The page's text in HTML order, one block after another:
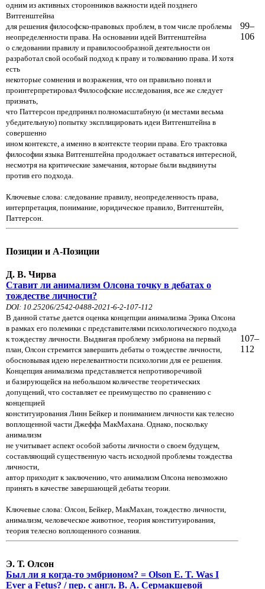
одним из активных сторонников важности идей позднего
Витгенштейна
для решения философско-правовых проблем, в том числе проблемы
неопределенности права. На основании идей Витгенштейна
о следовании правилу и правилосообразной деятельности он
разработал свой особый подход к праву и толкованию права. И хотя
есть
некоторые сомнения и возражения, что он правильно понял и
проинтерпретировал Философские исследования, все же следует
признать,
что Паттерсон предпринял полномасштабную (и местами весьма
убедительную) попытку эксплицировать идеи Витгенштейна в
совершенно
ином контексте, а именно в контексте теории права. Его трактовка
философии языка Витгенштейна продолжает оставаться интересной,
несмотря на критические замечания, которые были выдвинуты
против его подхода.
Ключевые слова: следование правилу, неопределенность права,
интерпретация, понимание, юридическое правило, Витгенштейн,
Паттерсон.
99–
106
Позиции и А-Позиции
Д. В. Чирва
Ставит ли анимализм Олсона точку в дебатах о
тождестве личности?
DOI: 10.25206/2542-0488-2021-6-2-107-112
В данной статье дается оценка концепции анимализма Эрика Олсона
в рамках его полемики с представителями психологического подхода
к тождеству личности. Выдвигая проблему эмбриона на первый
план, Олсон стремится завершить дебаты о тождестве личности,
обосновывая идею нерелевантности психологии для ее решения.
Концепция анимализма представляется непротиворечивой
и базирующейся на небольшом количестве теоретических
допущений, что составляет ее преимущество по сравнению с
концепцией
конституирования Линн Бейкер и пониманием личности как телесно
воплощенной части Джеффа МакМахана. Однако, поскольку
анимализм
не учитывает аспект особой заботы личности о своем будущем,
составляющий существенную часть исходной проблемы тождества
личности,
автор приходит к заключению, что анимализм Олсона невозможно
принять в качестве завершающей дебаты теории.
Ключевые слова: Олсон, Бейкер, МакМахан, тождество личности,
анимализм, человеческое животное, теория конституирования,
теория телесно воплощенного сознания.
107–
112
Э. Т. Олсон
Был ли я когда-то эмбрионом? = Olson E. T. Was I
Ever a Fetus? / пер. с англ. В. А. Сермакшевой